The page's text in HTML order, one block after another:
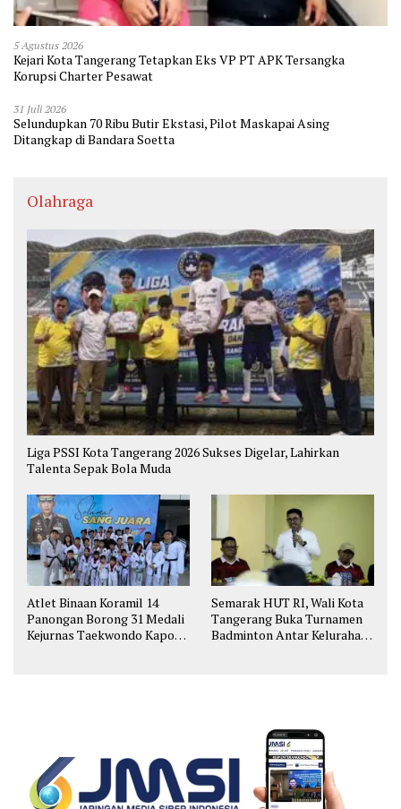
5 Agustus 2026
Kejari Kota Tangerang Tetapkan Eks VP PT APK Tersangka
Korupsi Charter Pesawat
31 Juli 2026
Selundupkan 70 Ribu Butir Ekstasi, Pilot Maskapai Asing
Ditangkap di Bandara Soetta
Olahraga
Liga PSSI Kota Tangerang 2026 Sukses Digelar, Lahirkan
Talenta Sepak Bola Muda
Atlet Binaan Koramil 14
Panongan Borong 31 Medali
Kejurnas Taekwondo Kapolri
Semarak HUT RI, Wali Kota
Tangerang Buka Turnamen
Badminton Antar Kelurahan